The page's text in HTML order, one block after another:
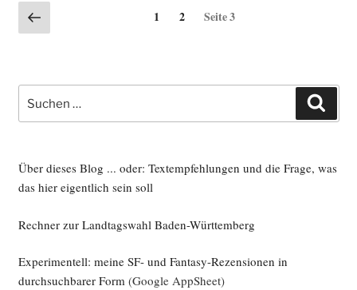
Seitennummerierung
der
Vorherige
Seite
Seite
1 Seite
2 Seite3
nach:
Über dieses Blog ... oder: Textempfehlungen und die Frage, was
das hier eigentlich sein soll
Rechner zur Landtagswahl Baden-Württemberg
Experimentell: meine SF- und Fantasy-Rezensionen in
durchsuchbarer Form(Google AppSheet)